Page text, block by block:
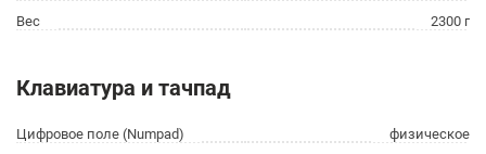
Вес
2300 г
Клавиатура и тачпад
Цифровое поле (Numpad)
физическое